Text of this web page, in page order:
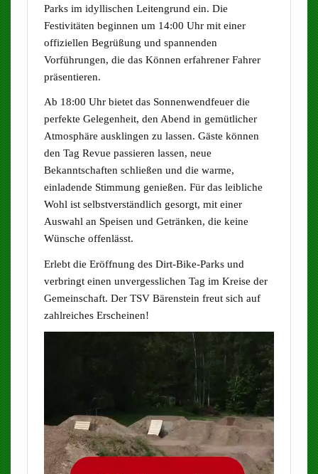
Parks im idyllischen Leitengrund ein. Die
Festivitäten beginnen um 14:00 Uhr mit einer
offiziellen Begrüßung und spannenden
Vorführungen, die das Können erfahrener Fahrer
präsentieren.
Ab 18:00 Uhr bietet das Sonnenwendfeuer die
perfekte Gelegenheit, den Abend in gemütlicher
Atmosphäre ausklingen zu lassen. Gäste können
den Tag Revue passieren lassen, neue
Bekanntschaften schließen und die warme,
einladende Stimmung genießen. Für das leibliche
Wohl ist selbstverständlich gesorgt, mit einer
Auswahl an Speisen und Getränken, die keine
Wünsche offenlässt.
Erlebt die Eröffnung des Dirt-Bike-Parks und
verbringt einen unvergesslichen Tag im Kreise der
Gemeinschaft. Der TSV Bärenstein freut sich auf
zahlreiches Erscheinen!